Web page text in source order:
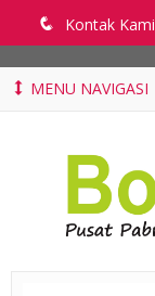
q Kontak Kami
MENU NAVIGASI